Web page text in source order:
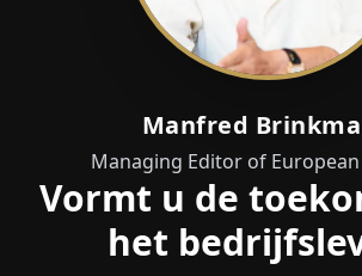
Manfred
Managing Editor of European
Vormt u de
het